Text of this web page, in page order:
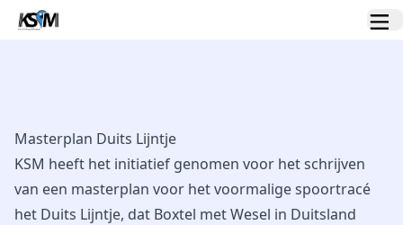
Masterplan Duits Lijntje
KSM heeft het initiatief genomen voor het schrijven
van een masterplan voor het voormalige spoortracé
het Duits Lijntje, dat Boxtel met Wesel in Duitsland